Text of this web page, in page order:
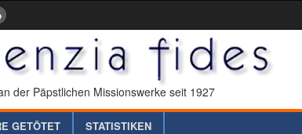
der Päpstlichen Missionswerke seit 1927
GETÖTET STATISTIKEN